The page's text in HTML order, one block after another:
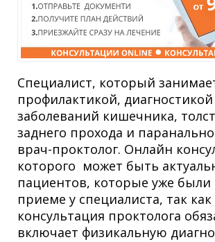
Специалист, который
профилактикой,
заболеваний кишечника,
заднего прохода и
врач-проктолог. Онлайн
которого может быть
пациентов, которые уже
приеме у специалиста, так
консультация проктолога
включает физикальную